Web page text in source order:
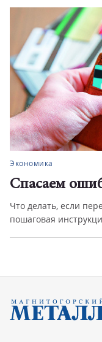
Экономика
Спасаем
Что делать, если
пошаговая